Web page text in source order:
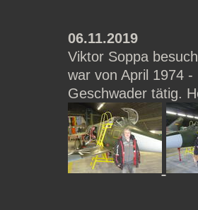
06.11.2019
Viktor Soppa
war von April 1974
Geschwader tätig.